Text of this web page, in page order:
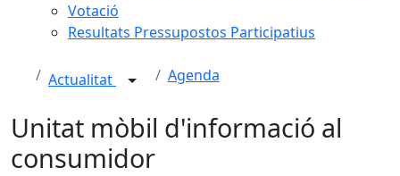
Votació
Resultats Pressupostos Participatius
Actualitat Agenda
Unitat mòbil d'informació al
consumidor